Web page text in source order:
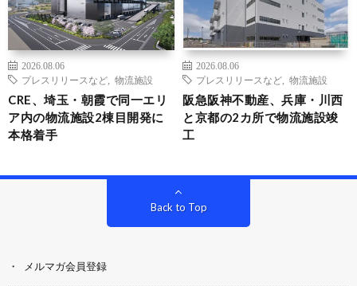
2026.08.06
プレスリリースなど
物流施設
CRE、埼玉・朝霞で同一エリ
ア内の物流施設2棟目開発に
本格着手
2026.08.06
プレスリリースなど
物流施設
阪急阪神不動産、兵庫・川西
と京都の2カ所で物流施設竣
工
Back to Top
メルマガ会員登録